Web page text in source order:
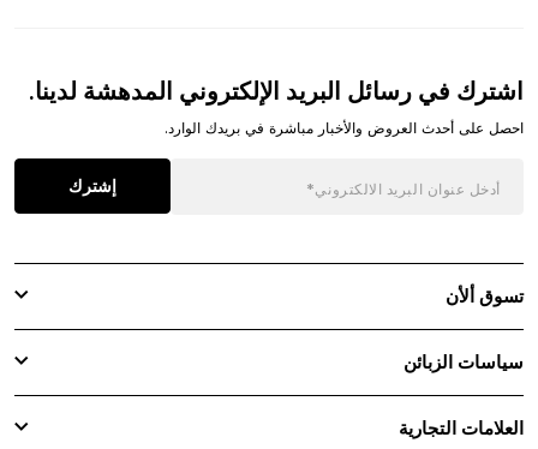
اشترك في رسائل البريد الإلكتروني المدهشة لدينا.
احصل على أحدث العروض والأخبار مباشرة في بريدك الوارد.
إشترك
تسوق ألأن
سياسات الزبائن
العلامات التجارية